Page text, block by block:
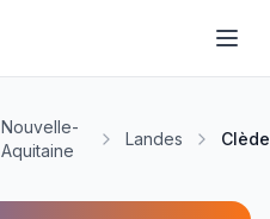
Nouvelle-
Aquitaine
Landes